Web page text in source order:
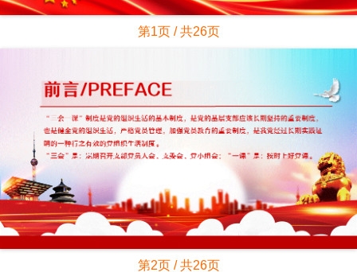
第1页 / 共26页
第2页 / 共26页